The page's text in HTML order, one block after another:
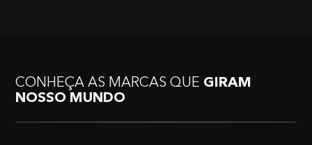
CONHEÇA AS MARCAS QUE GIRAM
NOSSO MUNDO